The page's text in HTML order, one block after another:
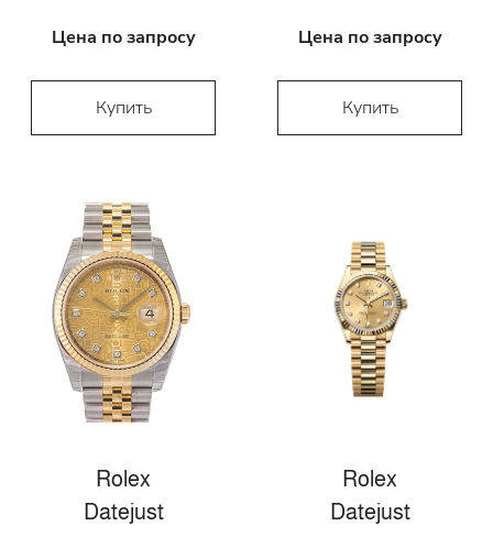
Цена по запросу
Купить
Цена по запросу
Купить
Rolex
Datejust
Rolex
Datejust